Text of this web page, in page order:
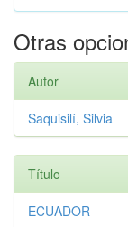
Otras
Autor
Saquisilí, Silvia
Título
ECUADOR